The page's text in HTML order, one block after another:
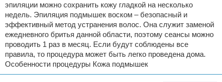
эпиляции можно сохранить кожу гладкой на несколько
недель. Эпиляция подмышек воском – безопасный и
эффективный метод устранения волос. Она служит заменой
ежедневного бритья данной области, поэтому сеансы можно
проводить 1 раз в месяц. Если будут соблюдены все
правила, то процедура может быть легко проведена дома.
Особенности процедуры Кожа подмышек